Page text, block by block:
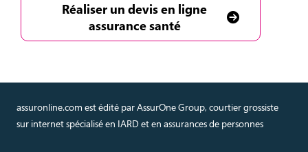
Réaliser un devis en ligne
assurance santé
assuronline.com est édité par AssurOne Group, courtier grossiste
sur internet spécialisé en IARD et en assurances de personnes